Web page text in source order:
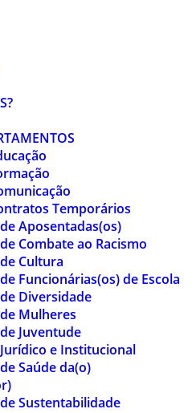
Temporários
Aposentadas(os)
Combate ao Racismo
Cultura
Funcionárias(os) de Escola
Diversidade
Mulheres
Juventude
e Institucional
Saúde da(o)
Sustentabilidade